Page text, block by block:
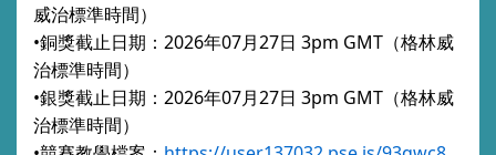
威治標準時間）
•銅獎截止日期：2026年07月27日 3pm GMT（格林威
治標準時間）
•銀獎截止日期：2026年07月27日 3pm GMT（格林威
治標準時間）